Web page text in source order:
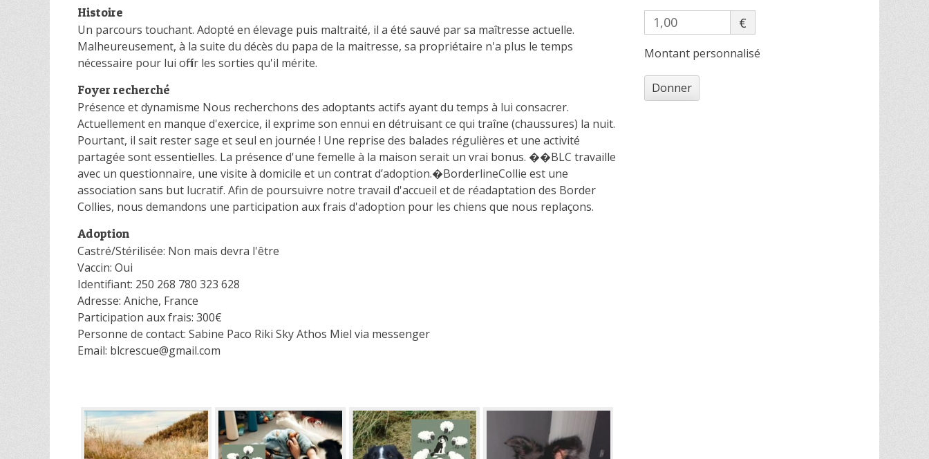
Histoire
Un parcours touchant. Adopté en élevage puis maltraité, il a été sauvé par sa maîtresse actuelle.
Malheureusement, à la suite du décès du papa de la maitresse, sa propriétaire n'a plus le temps
nécessaire pour lui offrir les sorties qu'il mérite.
Foyer recherché
Présence et dynamisme Nous recherchons des adoptants actifs ayant du temps à lui consacrer.
Actuellement en manque d'exercice, il exprime son ennui en détruisant ce qui traîne (chaussures) la nuit.
Pourtant, il sait rester sage et seul en journée ! Une reprise des balades régulières et une activité
partagée sont essentielles. La présence d'une femelle à la maison serait un vrai bonus. ��BLC travaille
avec un questionnaire, une visite à domicile et un contrat d’adoption.�BorderlineCollie est une
association sans but lucratif. Afin de poursuivre notre travail d'accueil et de réadaptation des Border
Collies, nous demandons une participation aux frais d'adoption pour les chiens que nous replaçons.
Adoption
Castré/Stérilisée: Non mais devra l'être
Vaccin: Oui
Identifiant: 250 268 780 323 628
Adresse: Aniche, France
Participation aux frais: 300€
Personne de contact: Sabine Paco Riki Sky Athos Miel via messenger
Email: blcrescue@gmail.com
€
Montant personnalisé
Donner